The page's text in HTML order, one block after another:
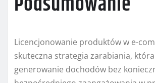
Licencjonowanie produktów w e-
skuteczna strategia zarabiania,
generowanie dochodów bez